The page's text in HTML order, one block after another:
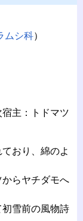
ムシ科）
主：トドマツ
おり、綿のよ
らヤチダモへ
雪前の風物詩